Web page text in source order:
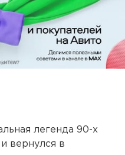
легенда 90-х
вернулся в